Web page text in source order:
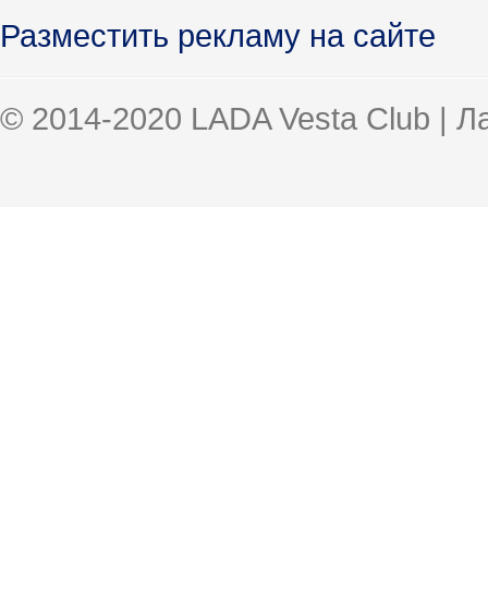
Разместить рекламу на сайте
© 2014-2020 LADA Vesta Club |